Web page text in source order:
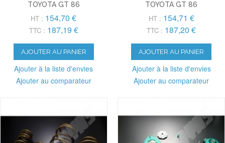
TOYOTA GT 86
HT : 154,70 €
TTC : 187,19 €
AJOUTER AU PANIER
Ajouter à la liste d'envies
Ajouter au comparateur
TOYOTA GT 86
HT : 154,71 €
TTC : 187,20 €
AJOUTER AU PANIER
Ajouter à la liste d'envies
Ajouter au comparateur